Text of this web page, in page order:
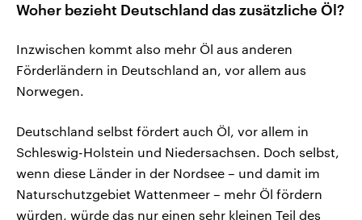
Woher bezieht Deutschland das zusätzliche Öl?
Inzwischen kommt also mehr Öl aus anderen
Förderländern in Deutschland an, vor allem aus
Norwegen.
Deutschland selbst fördert auch Öl, vor allem in
Schleswig-Holstein und Niedersachsen. Doch selbst,
wenn diese Länder in der Nordsee – und damit im
Naturschutzgebiet Wattenmeer – mehr Öl fördern
würden, würde das nur einen sehr kleinen Teil des